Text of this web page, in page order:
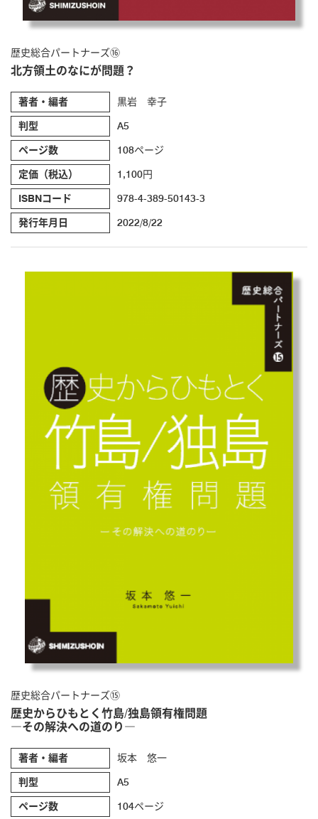
歴史総合パートナーズ⑯
北方領土のなにが問題？
著者・編者 黒岩 幸子
判型 A5
ページ数 108ページ
定価（税込） 1,100円
ISBNコード 978-4-389-50143-3
発行年月日 2022/8/22
歴史総合パートナーズ⑮
歴史からひもとく竹島/独島領有権問題
―その解決への道のり―
著者・編者 坂本 悠一
判型 A5
ページ数 104ページ